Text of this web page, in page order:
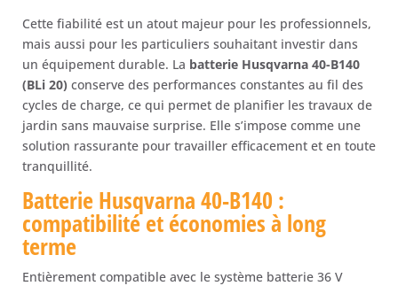
Cette fiabilité est un atout majeur pour les professionnels,
mais aussi pour les particuliers souhaitant investir dans
un équipement durable. La batterie Husqvarna 40-B140
(BLi 20) conserve des performances constantes au fil des
cycles de charge, ce qui permet de planifier les travaux de
jardin sans mauvaise surprise. Elle s’impose comme une
solution rassurante pour travailler efficacement et en toute
tranquillité.
Batterie Husqvarna 40-B140 :
compatibilité et économies à long
terme
Entièrement compatible avec le système batterie 36 V